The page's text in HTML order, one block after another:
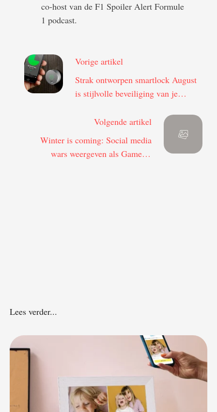
co-host van de F1 Spoiler Alert Formule
1 podcast.
Vorige artikel
Strak ontworpen smartlock August
is stijlvolle beveiliging van je
Volgende artikel
Winter is coming: Social media
wars weergeven als Game of
Lees verder...